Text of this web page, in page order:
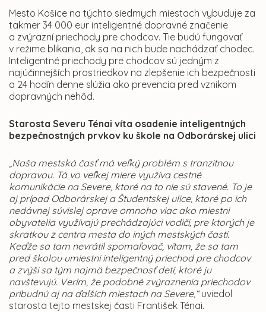
Mesto Košice na týchto siedmych miestach vybuduje za
takmer 34 000 eur inteligentné dopravné značenie
a zvýrazní priechody pre chodcov. Tie budú fungovať
v režime blikania, ak sa na nich bude nachádzať chodec.
Inteligentné priechody pre chodcov sú jedným z
najúčinnejších prostriedkov na zlepšenie ich bezpečnosti
a 24 hodín denne slúžia ako prevencia pred vznikom
dopravných nehôd.
Starosta Severu Ténai víta osadenie inteligentných
bezpečnostných prvkov ku škole na Odborárskej ulici
„Naša mestská časť má veľký problém s tranzitnou
dopravou. Tá vo veľkej miere využíva cestné
komunikácie na Severe, ktoré na to nie sú stavené. To je
aj prípad Odborárskej a Študentskej ulice, ktoré po ich
nedávnej súvislej oprave omnoho viac ako miestni
obyvatelia využívajú prechádzajúci vodiči, pre ktorých je
skratkou z centra mesta do iných mestských častí.
Keďže sa tam nevrátil spomaľovač, vítam, že sa tam
pred školou umiestni inteligentný priechod pre chodcov
a zvýši sa tým najmä bezpečnosť detí, ktoré ju
navštevujú. Verím, že podobné zvýraznenia priechodov
pribudnú aj na ďalších miestach na Severe,“uviedol
starosta tejto mestskej časti František Ténai.